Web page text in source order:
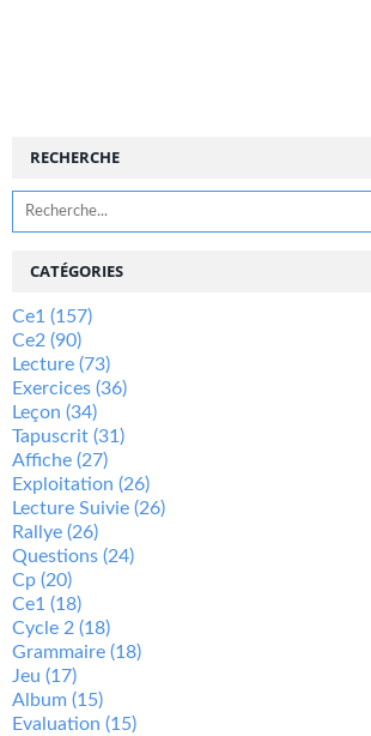
RECHERCHE
CATÉGORIES
Ce1 (157)
Ce2 (90)
Lecture (73)
Exercices (36)
Leçon (34)
Tapuscrit (31)
Affiche (27)
Exploitation (26)
Lecture Suivie (26)
Rallye (26)
Questions (24)
Cp (20)
Ce1 (18)
Cycle 2 (18)
Grammaire (18)
Jeu (17)
Album (15)
Evaluation (15)